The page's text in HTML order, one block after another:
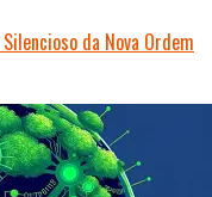
da Nova Ordem